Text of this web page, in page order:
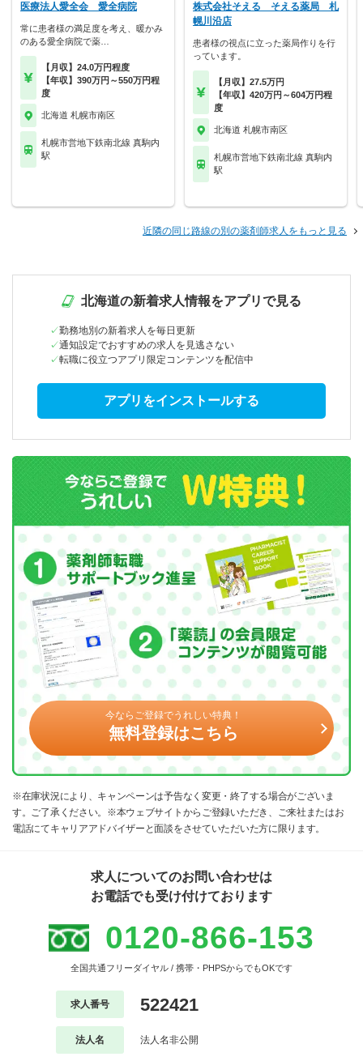
医療法人愛全会 愛全病院
常に患者様の満足度を考え、暖かみ
のある愛全病院で薬…
【月収】24.0万円程度
【年収】390万円～550万円程
度
北海道 札幌市南区
札幌市営地下鉄南北線 真駒内
駅
株式会社そえる そえる薬局 札
幌川沿店
患者様の視点に立った薬局作りを行
っています。
【月収】27.5万円
【年収】420万円～604万円程
度
北海道 札幌市南区
札幌市営地下鉄南北線 真駒内
駅
近隣の同じ路線の別の薬剤師求人をもっと見る
北海道の新着求人情報をアプリで見る
勤務地別の新着求人を毎日更新
通知設定でおすすめの求人を見逃さない
転職に役立つアプリ限定コンテンツを配信中
アプリをインストールする
今ならご登録でうれしい特典！
無料登録はこちら
※在庫状況により、キャンペーンは予告なく変更・終了する場合がございま
す。ご了承ください。※本ウェブサイトからご登録いただき、ご来社またはお
電話にてキャリアアドバイザーと面談をさせていただいた方に限ります。
求人についてのお問い合わせは
お電話でも受け付けております
0120-866-153
全国共通フリーダイヤル / 携帯・PHPSからでもOKです
求人番号 522421
法人名 法人名非公開